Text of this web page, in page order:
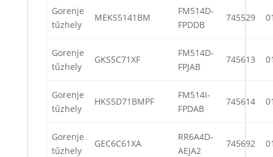
Gorenje
tűzhely
MEKS5141BM
FM514D-
FPDDB
745529
Gorenje
tűzhely
GKS5C71XF
FM514D-
FPJAB
745613
Gorenje
tűzhely
HKS5D71BMPF
FM514I-
FPDAB
745614
Gorenje
tűzhely
GEC6C61XA
RR6A4D-
AEJA2
745692